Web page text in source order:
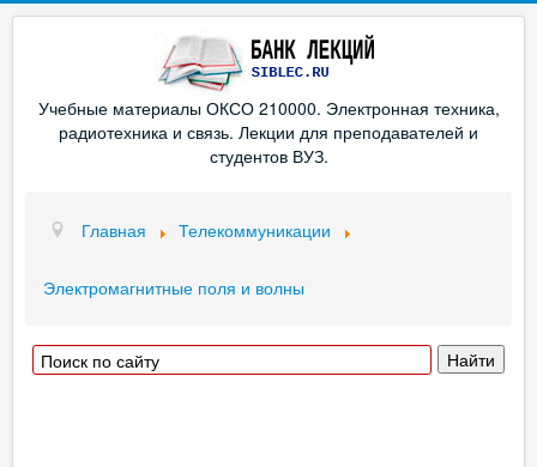
Учебные материалы ОКСО 210000. Электронная техника,
радиотехника и связь. Лекции для преподавателей и
студентов ВУЗ.
Главная Телекоммуникации
Электромагнитные поля и волны